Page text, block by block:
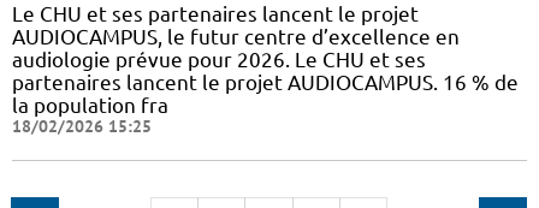
Le CHU et ses partenaires lancent le projet
AUDIOCAMPUS, le futur centre d’excellence en
audiologie prévue pour 2026. Le CHU et ses
partenaires lancent le projet AUDIOCAMPUS. 16 % de
la population fra
18/02/2026 15:25